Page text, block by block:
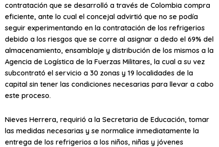
contratación que se desarrolló a través de Colombia compra
eficiente, ante lo cual el concejal advirtió que no se podía
seguir experimentando en la contratación de los refrigerios
debido a los riesgos que se corre al asignar a dedo el 69% del
almacenamiento, ensamblaje y distribución de los mismos a la
Agencia de Logística de la Fuerzas Militares, la cual a su vez
subcontrató el servicio a 30 zonas y 19 localidades de la
capital sin tener las condiciones necesarias para llevar a cabo
este proceso.
Nieves Herrera, requirió a la Secretaria de Educación, tomar
las medidas necesarias y se normalice inmediatamente la
entrega de los refrigerios a los niños, niñas y jóvenes